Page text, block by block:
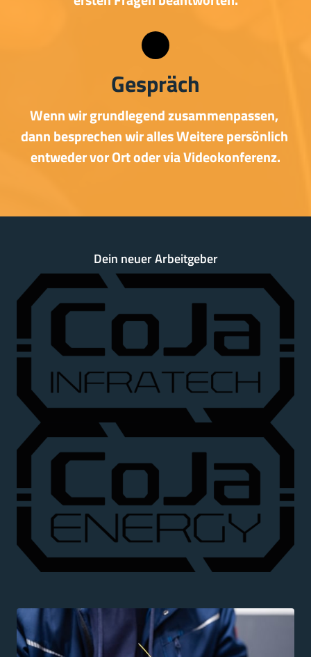
Gespräch
Wenn wir grundlegend
dann besprechen wir alles Weitere
entweder vor Ort oder via Videokonferenz.
Dein neuer Arbeitgeber